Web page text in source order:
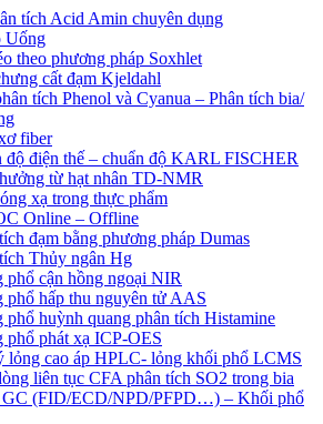
tích Acid Amin chuyên dụng
Uống
theo phương pháp Soxhlet
cất đạm Kjeldahl
tích Phenol và Cyanua – Phân tích bia/
fiber
độ điện thế – chuẩn độ KARL FISCHER
từ hạt nhân TD-NMR
xạ trong thực phẩm
Online – Offline
đạm bằng phương pháp Dumas
Thủy ngân Hg
phổ cận hồng ngoại NIR
phổ hấp thu nguyên tử AAS
phổ huỳnh quang phân tích Histamine
phổ phát xạ ICP-OES
lỏng cao áp HPLC- lỏng khối phổ LCMS
liên tục CFA phân tích SO2 trong bia
GC (FID/ECD/NPD/PFPD…) – Khối phổ